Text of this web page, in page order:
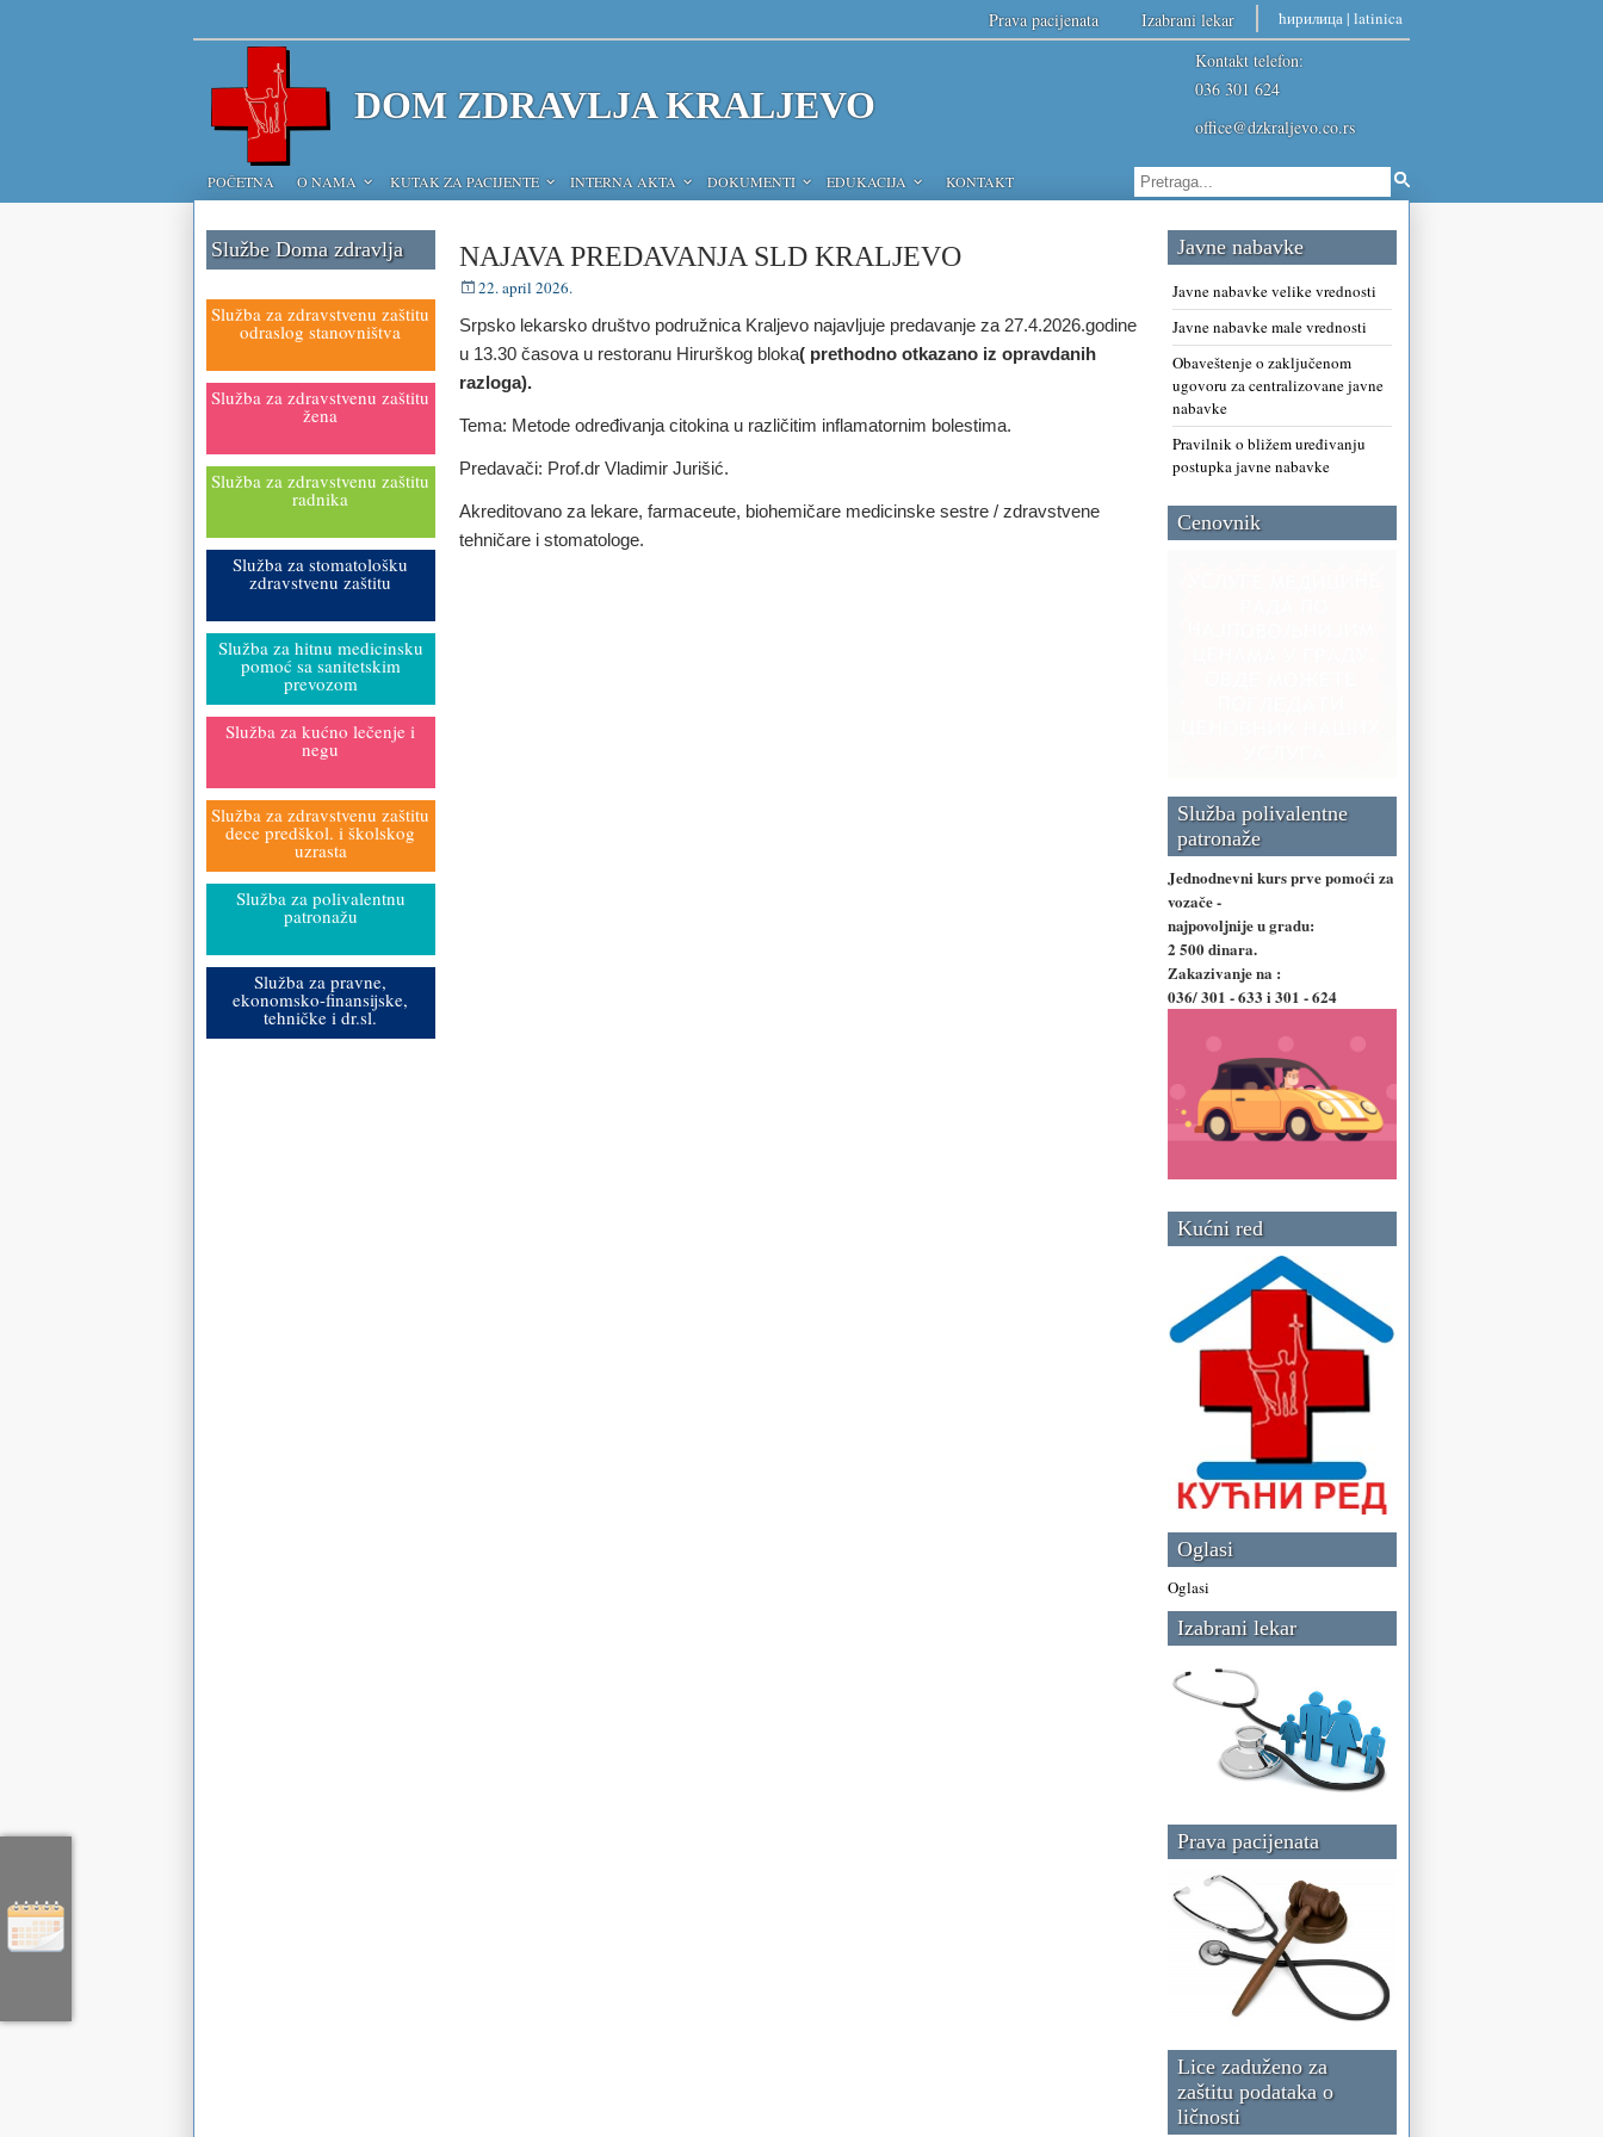
ћирилица | latinica
Prava pacijenata Izabrani lekar
DOM ZDRAVLJA KRALJEVO
Kontakt telefon:
036 301 624
office@dzkraljevo.co.rs
POČETNA O NAMA KUTAK ZA PACIJENTE INTERNA AKTA DOKUMENTI EDUKACIJA KONTAKT
NAJAVA PREDAVANJA SLD KRALJEVO
22. april 2026.
Srpsko lekarsko društvo podružnica Kraljevo najavljuje predavanje za 27.4.2026.godine
u 13.30 časova u restoranu Hirurškog bloka( prethodno otkazano iz opravdanih
razloga).
Tema: Metode određivanja citokina u različitim inflamatornim bolestima.
Predavači: Prof.dr Vladimir Jurišić.
Akreditovano za lekare, farmaceute, biohemičare medicinske sestre / zdravstvene
tehničare i stomatologe.
Službe Doma zdravlja
Služba za zdravstvenu zaštitu
odraslog stanovništva
Služba za zdravstvenu zaštitu
žena
Služba za zdravstvenu zaštitu
radnika
Služba za stomatološku
zdravstvenu zaštitu
Služba za hitnu medicinsku
pomoć sa sanitetskim
prevozom
Služba za kućno lečenje i
negu
Služba za zdravstvenu zaštitu
dece predškol. i školskog
uzrasta
Služba za polivalentnu
patronažu
Služba za pravne,
ekonomsko-finansijske,
tehničke i dr.sl.
Javne nabavke
Javne nabavke velike vrednosti
Javne nabavke male vrednosti
Obaveštenje o zaključenom
ugovoru za centralizovane javne
nabavke
Pravilnik o bližem uređivanju
postupka javne nabavke
Cenovnik
Služba polivalentne
patronaže
Jednodnevni kurs prve pomoći za
vozače -
najpovoljnije u gradu:
2 500 dinara.
Zakazivanje na :
036/ 301 - 633 i 301 - 624
Kućni red
Oglasi
Oglasi
Izabrani lekar
Prava pacijenata
Lice zaduženo za
zaštitu podataka o
ličnosti